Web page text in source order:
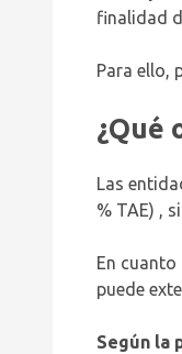
finalidad
Para ello,
¿Qué
Las
% TAE) ,
En
puede
Según la